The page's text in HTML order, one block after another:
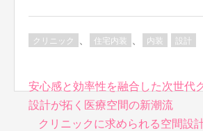
クリニック 住宅内装 内装 設計
投
稿
ナ
安心感と効率性を融合した次世代
設計が拓く医療空間の新潮流
クリニックに求められる空間設